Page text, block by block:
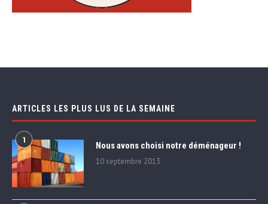
ARTICLES LES PLUS LUS DE LA SEMAINE
1 Nous avons choisi notre déménageur !
10 septembre 2013